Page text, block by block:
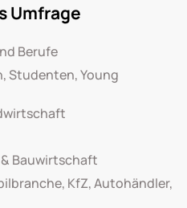
Umfrage
Berufe
Studenten, Young
Bauwirtschaft
KfZ, Autohändler,